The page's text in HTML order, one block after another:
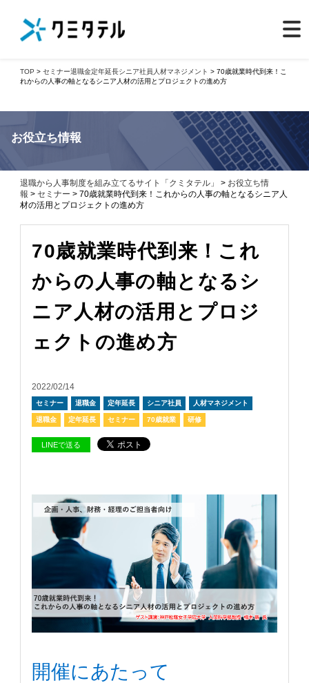
TOP >セミナー退職金定年延長シニア社員 人材マネジメント > 70歳就業時代到来！こ
れからの人事の軸となるシニア人材の活用とプロジェクトの進め方
お役立ち情報
退職から人事制度を組み立てるサイト「クミタテル」 > お役立ち情
報 >セミナー > 70歳就業時代到来！これからの人事の軸となるシニア人
材の活用とプロジェクトの進め方
70歳就業時代到来！これ
からの人事の軸となるシ
ニア人材の活用とプロジ
ェクトの進め方
2022/02/14
セミナー 退職金 定年延長 シニア社員 人材マネジメント
退職金 定年延長 セミナー 70歳就業 研修
LINEで送る
開催にあたって